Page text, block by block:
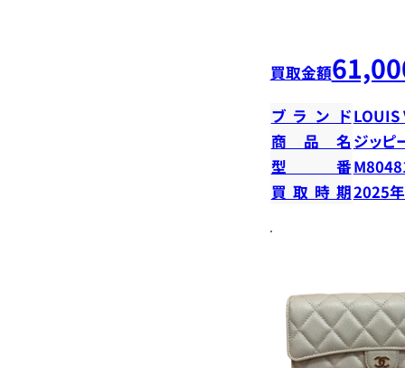
買取金額
ブランドLOUIS
商品名 ジッピ
型番
買取時期2025